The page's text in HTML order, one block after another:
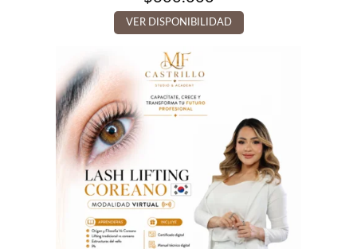
VER DISPONIBILIDAD